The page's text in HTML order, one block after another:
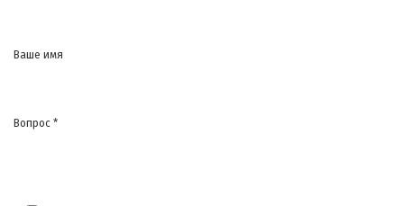
Ваше имя
Вопрос *